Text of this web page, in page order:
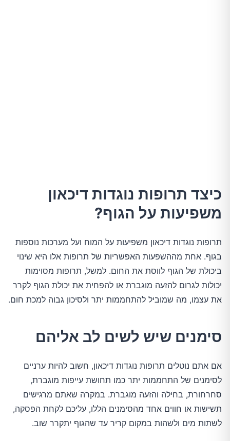
כיצד תרופות נוגדות דיכאון
משפיעות על הגוף?
תרופות נוגדות דיכאון משפיעות על המוח ועל מערכות נוספות
בגוף. אחת מההשפעות האפשריות של תרופות אלו היא שינוי
ביכולת של הגוף לווסת את החום. למשל, תרופות מסוימות
יכולות לגרום להזעה מוגברת או להפחית את יכולת הגוף לקרר
את עצמו, מה שמוביל להתחממות יתר ולסיכון גבוה למכת חום.
סימנים שיש לשים לב אליהם
אם אתם נוטלים תרופות נוגדות דיכאון, חשוב להיות ערניים
לסימנים של התחממות יתר כמו תחושת עייפות מוגברת,
סחרחורת, בחילה והזעה מוגברת. במקרה שאתם מרגישים
תשישות או חווים אחד מהסימנים הללו, עליכם לקחת הפסקה,
לשתות מים ולשהות במקום קריר עד שהגוף יתקרר שוב.